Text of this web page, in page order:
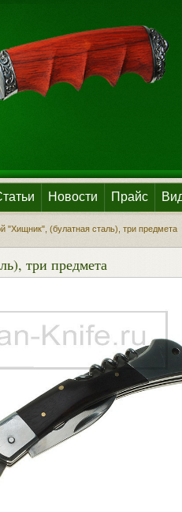
Новости Прайс
"Хищник", (булатная сталь), три предмета
три предмета